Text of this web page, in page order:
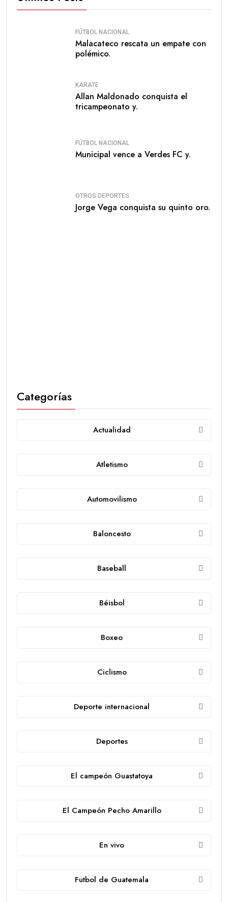
FÚTBOL NACIONAL
Malacateco rescata un empate con
polémico.
KARATE
Allan Maldonado conquista el
tricampeonato y.
FÚTBOL NACIONAL
Municipal vence a Verdes FC y.
OTROS DEPORTES
Jorge Vega conquista su quinto oro.
Categorías
Actualidad
Atletismo
Automovilismo
Baloncesto
Baseball
Béisbol
Boxeo
Ciclismo
Deporte internacional
Deportes
El campeón Guastatoya
El Campeón Pecho Amarillo
En vivo
Futbol de Guatemala